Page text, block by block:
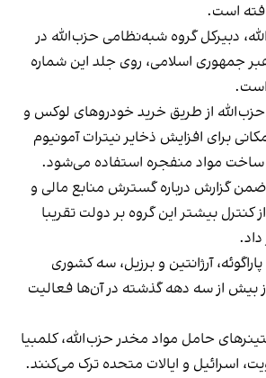
است.
دبیرکل گروه شبه‌نظامی حزب‌الله در
جمهوری اسلامی، روی جلد این شماره
از طریق خرید خودروهای لوکس و
برای افزایش ذخایر نیترات آمونیوم
ساخت مواد منفجره استفاده می‌شود.
گزارش درباره گسترش منابع مالی و
کنترل بیشتر این گروه بر دولت تقریبا
آرژانتین و برزیل، سه کشوری
بیش از سه دهه گذشته در آن‌ها فعالیت
حامل مواد مخدر حزب‌الله، کلمبیا
اسرائیل و ایالات متحده ترک می‌کنند.